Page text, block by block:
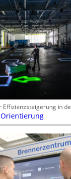
Effizienzsteigerung in